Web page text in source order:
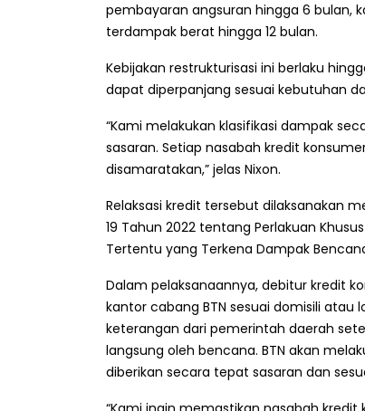
pembayaran angsuran hingga 6 bulan,
terdampak berat hingga 12 bulan.
Kebijakan restrukturisasi ini berlaku
dapat diperpanjang sesuai kebutuhan
“Kami melakukan klasifikasi dampak
sasaran. Setiap nasabah kredit
disamaratakan,” jelas Nixon.
Relaksasi kredit tersebut dilaksanakan
19 Tahun 2022 tentang Perlakuan
Tertentu yang Terkena Dampak
Dalam pelaksanaannya, debitur kredit
kantor cabang BTN sesuai domisili
keterangan dari pemerintah daerah
langsung oleh bencana. BTN akan
diberikan secara tepat sasaran dan